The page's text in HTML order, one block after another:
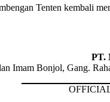
Tenten kembali
PT.
Imam Bonjol, Gang.